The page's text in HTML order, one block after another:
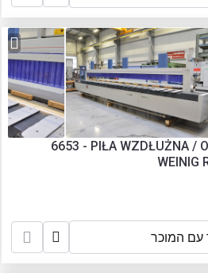
6653 - PIŁA WZDŁUŻNA /
WEINIG
עם המוכר